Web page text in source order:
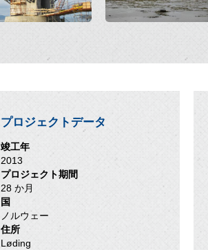
プロジェクトデータ
竣工年
2013
プロジェクト期間
28 か月
国
ノルウェー
住所
Løding